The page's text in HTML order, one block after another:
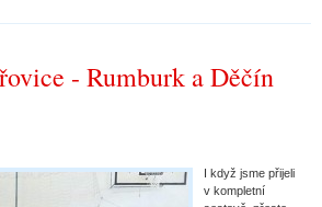
- Rumburk a Děčín
I když jsme přijeli
v kompletní